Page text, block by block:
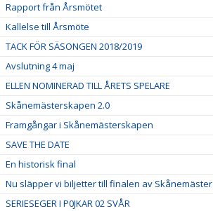
Rapport från Årsmötet
Kallelse till Årsmöte
TACK FÖR SÄSONGEN 2018/2019
Avslutning 4 maj
ELLEN NOMINERAD TILL ÅRETS SPELARE
Skånemästerskapen 2.0
Framgångar i Skånemästerskapen
SAVE THE DATE
En historisk final
Nu släpper vi biljetter till finalen av
SERIESEGER I P0JKAR 02 SVÅR